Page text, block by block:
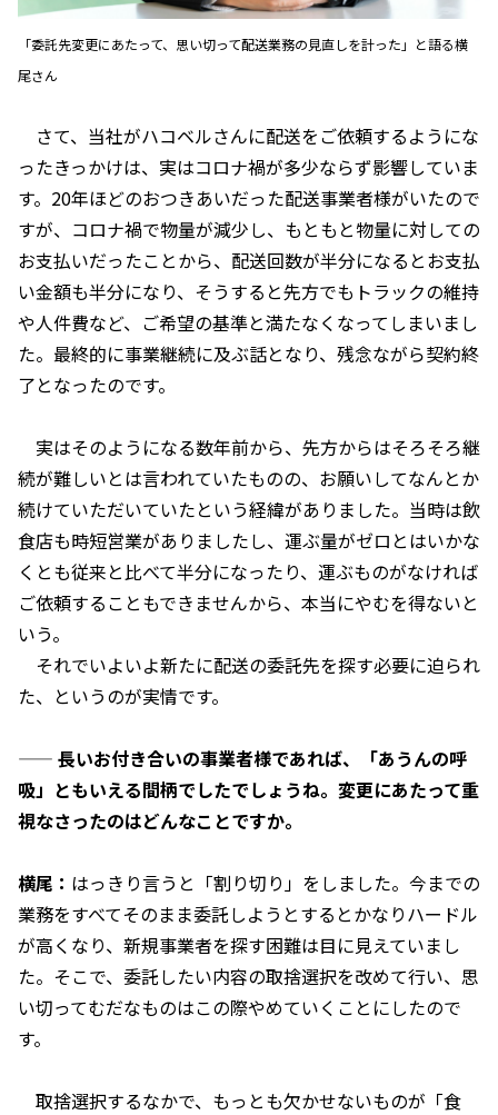
「委託先変更にあたって、思い切って配送業務の見直しを計った」と語る横
尾さん
さて、当社がハコベルさんに配送をご依頼するようにな
ったきっかけは、実はコロナ禍が多少ならず影響していま
す。20年ほどのおつきあいだった配送事業者様がいたので
すが、コロナ禍で物量が減少し、もともと物量に対しての
お支払いだったことから、配送回数が半分になるとお支払
い金額も半分になり、そうすると先方でもトラックの維持
や人件費など、ご希望の基準と満たなくなってしまいまし
た。最終的に事業継続に及ぶ話となり、残念ながら契約終
了となったのです。
実はそのようになる数年前から、先方からはそろそろ継
続が難しいとは言われていたものの、お願いしてなんとか
続けていただいていたという経緯がありました。当時は飲
食店も時短営業がありましたし、運ぶ量がゼロとはいかな
くとも従来と比べて半分になったり、運ぶものがなければ
ご依頼することもできませんから、本当にやむを得ないと
いう。
それでいよいよ新たに配送の委託先を探す必要に迫られ
た、というのが実情です。
—— 長いお付き合いの事業者様であれば、「あうんの呼
吸」ともいえる間柄でしたでしょうね。変更にあたって重
視なさったのはどんなことですか。
横尾： はっきり言うと「割り切り」をしました。今までの
業務をすべてそのまま委託しようとするとかなりハードル
が高くなり、新規事業者を探す困難は目に見えていまし
た。そこで、委託したい内容の取捨選択を改めて行い、思
い切ってむだなものはこの際やめていくことにしたので
す。
取捨選択するなかで、もっとも欠かせないものが「食